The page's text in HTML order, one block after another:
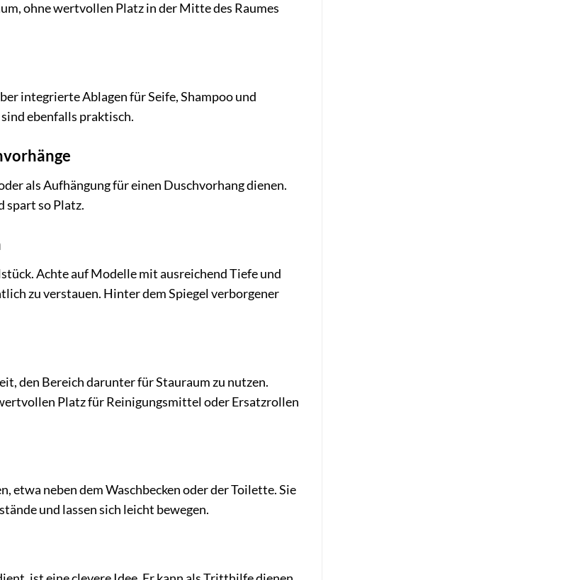
ohne wertvollen Platz in der Mitte des Raumes
integrierte Ablagen für Seife, Shampoo und
ebenfalls praktisch.
als Aufhängung für einen Duschvorhang dienen.
spart so Platz.
Achte auf Modelle mit ausreichend Tiefe und
zu verstauen. Hinter dem Spiegel verborgener
den Bereich darunter für Stauraum zu nutzen.
Platz für Reinigungsmittel oder Ersatzrollen
etwa neben dem Waschbecken oder der Toilette. Sie
und lassen sich leicht bewegen.